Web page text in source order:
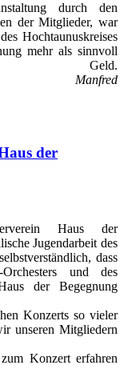
durch den
der Mitglieder, war
Hochtaunuskreises
mehr als sinnvoll
Geld.
Manfred
der
Haus der
Jugendarbeit des
dass
und des
der Begegnung
Konzerts so vieler
unseren Mitgliedern
Konzert erfahren